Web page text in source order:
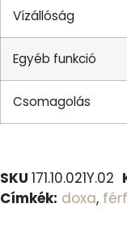
Vízállóság
Egyéb funkció
Csomagolás
SKU 171.10.021Y.02
Címkék: doxa,